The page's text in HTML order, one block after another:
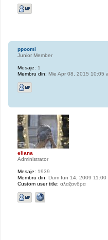
ppoomi
Junior Member
Mesaje: 1
Membru din: Mie Apr 08, 2015 10:05
eliana
Administrator
Mesaje: 1939
Membru din: Dum Iun 14, 2009 11:00
Custom user title: αλαξανδρα